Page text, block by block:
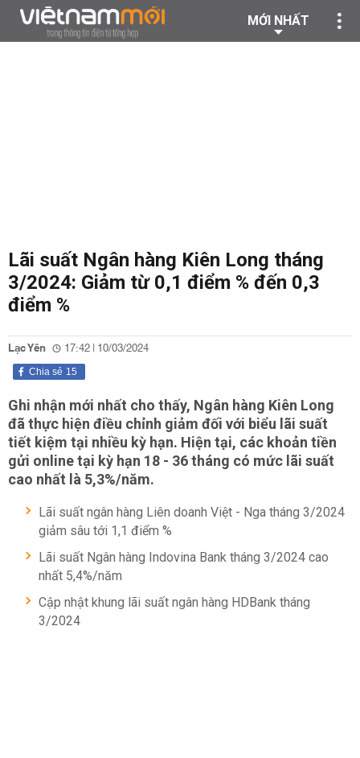
MỚI NHẤT
Lãi suất Ngân hàng Kiên Long tháng
3/2024: Giảm từ 0,1 điểm % đến 0,3
điểm %
Lạc Yên 17:42 | 10/03/2024
15
Chia sẻ
Ghi nhận mới nhất cho thấy, Ngân hàng Kiên Long
đã thực hiện điều chỉnh giảm đối với biểu lãi suất
tiết kiệm tại nhiều kỳ hạn. Hiện tại, các khoản tiền
gửi online tại kỳ hạn 18 - 36 tháng có mức lãi suất
cao nhất là 5,3%/năm.
Lãi suất ngân hàng Liên doanh Việt - Nga tháng 3/2024
giảm sâu tới 1,1 điểm %
Lãi suất Ngân hàng Indovina Bank tháng 3/2024 cao
nhất 5,4%/năm
Cập nhật khung lãi suất ngân hàng HDBank tháng
3/2024